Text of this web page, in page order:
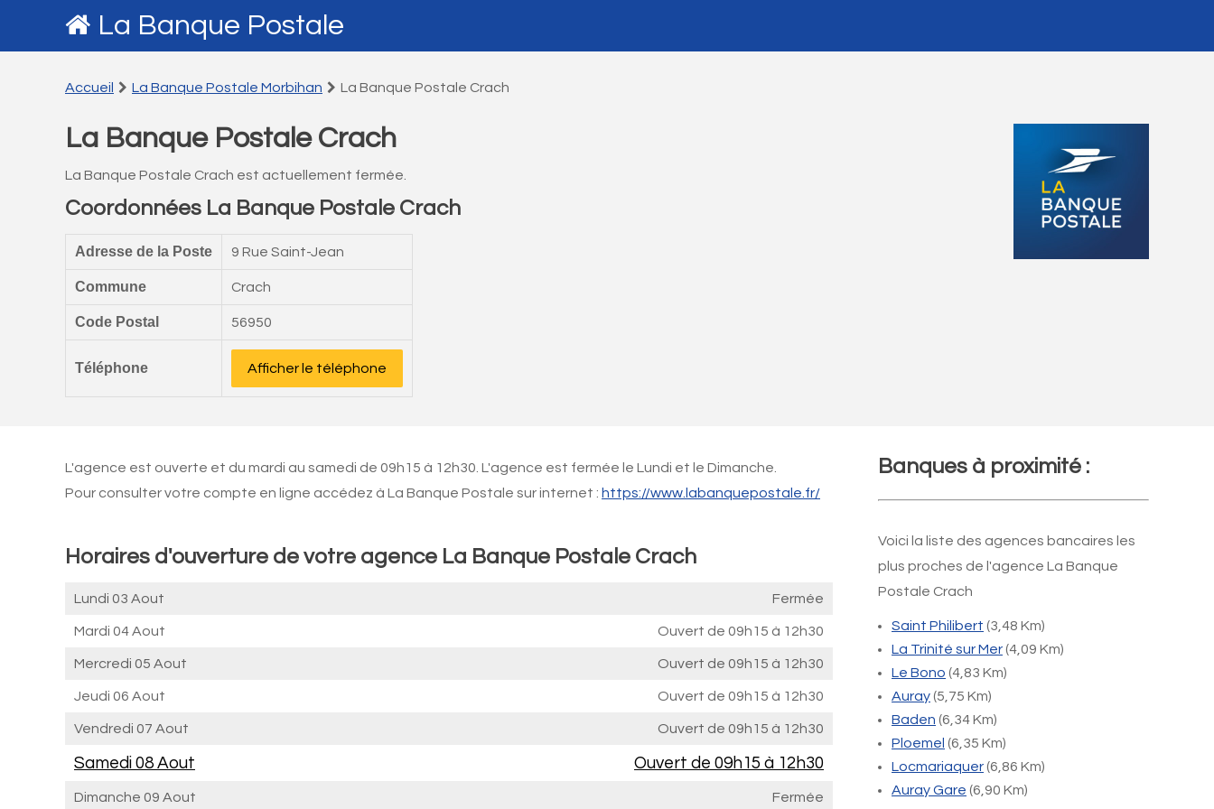
La Banque Postale
Accueil La Banque Postale Morbihan La Banque Postale Crach
La Banque Postale Crach
La Banque Postale Crach est actuellement fermée.
Coordonnées La Banque Postale Crach
Adresse de la Poste 9 Rue Saint-Jean
Commune Crach
Code Postal 56950
Téléphone Afficher le téléphone
L'agence est ouverte et du mardi au samedi de 09h15 à 12h30. L'agence est fermée le Lundi et le Dimanche.
Pour consulter votre compte en ligne accédez à La Banque Postale sur internet : https://www.labanquepostale.fr/
Horaires d'ouverture de votre agence La Banque Postale Crach
Lundi 03 Aout Fermée
Mardi 04 Aout Ouvert de 09h15 à 12h30
Mercredi 05 Aout Ouvert de 09h15 à 12h30
Jeudi 06 Aout Ouvert de 09h15 à 12h30
Vendredi 07 Aout Ouvert de 09h15 à 12h30
Samedi 08 Aout Ouvert de 09h15 à 12h30
Dimanche 09 Aout Fermée
Banques à proximité :
Voici la liste des agences bancaires les
plus proches de l'agence La Banque
Postale Crach
Saint Philibert (3,48 Km)
La Trinité sur Mer(4,09 Km)
Le Bono (4,83 Km)
Auray(5,75 Km)
Baden (6,34 Km)
Ploemel (6,35 Km)
Locmariaquer(6,86 Km)
Auray Gare (6,90 Km)